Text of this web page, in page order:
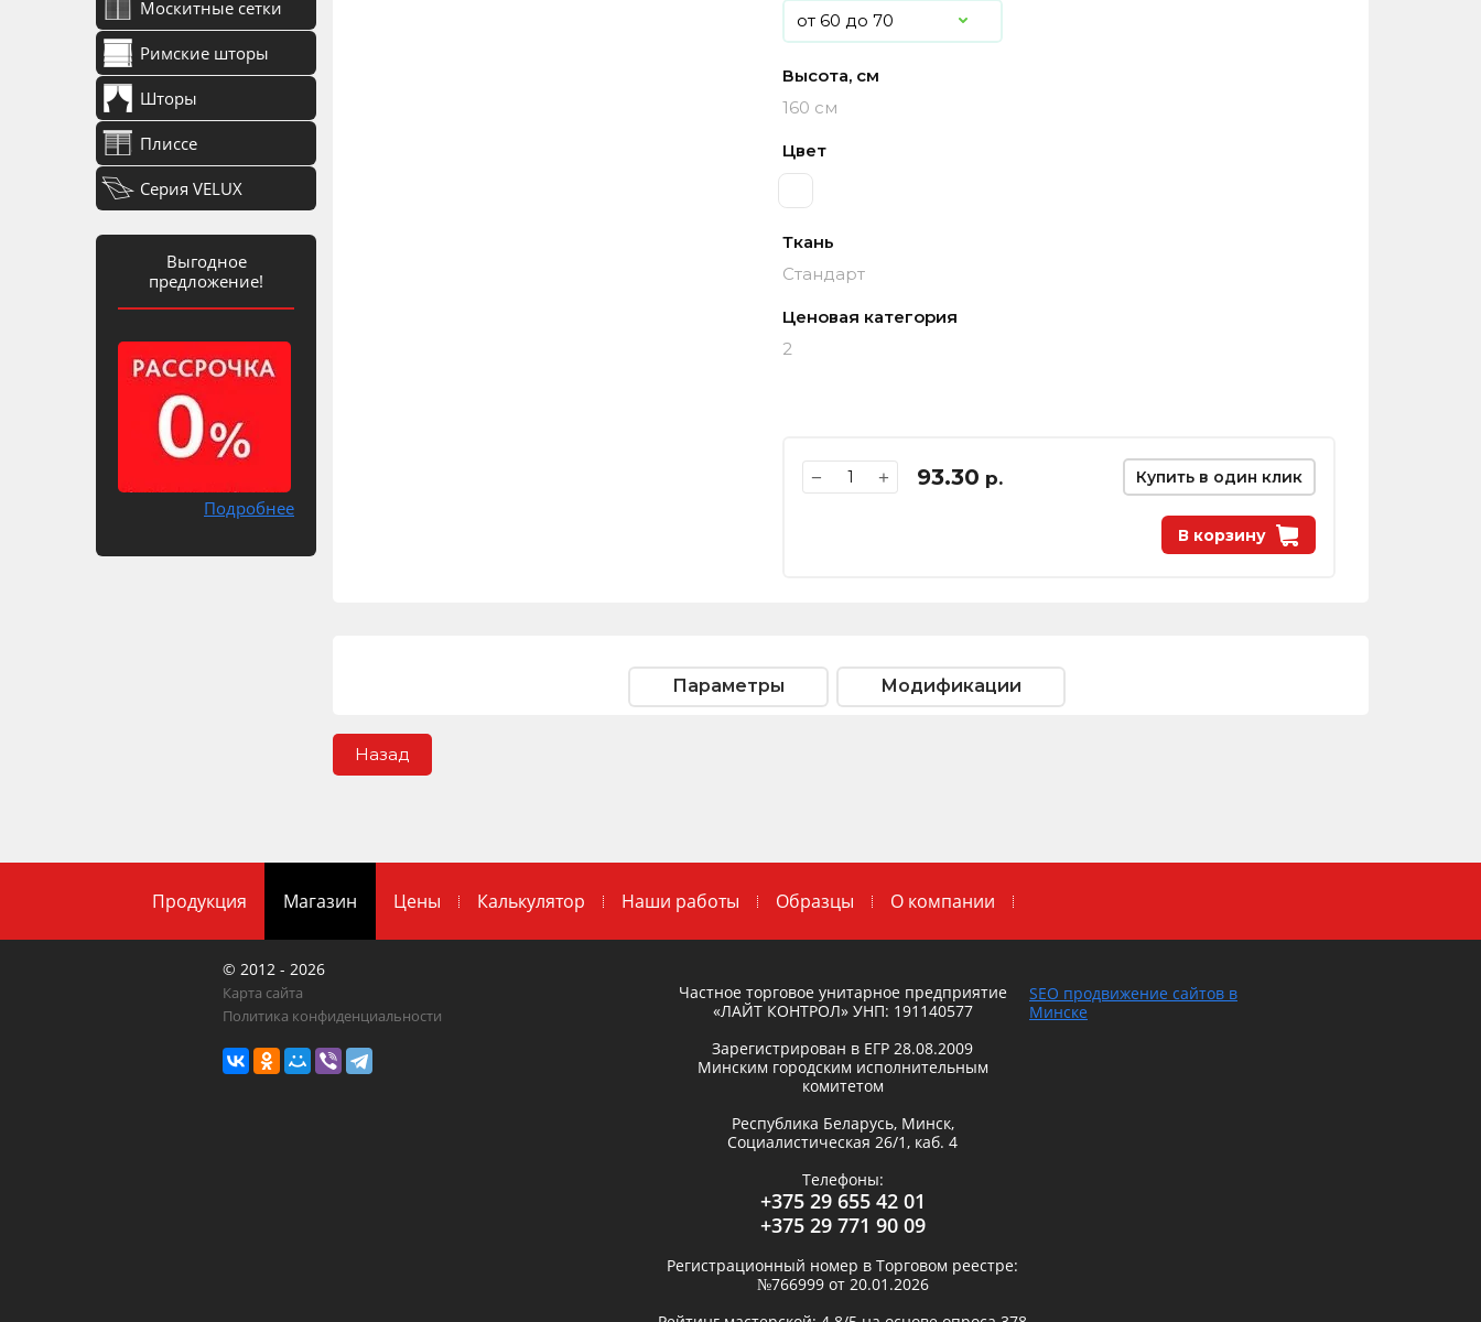
Москитные сетки
Римские шторы
Шторы
Плиссе
Серия VELUX
Выгодное
предложение!
Подробнее
Высота, см
160 см
Цвет
Ткань
Стандарт
Ценовая категория
2
− + 93.30 р.
В корзину
Купить в один клик
Параметры Модификации
Назад
Продукция Магазин Цены Калькулятор Наши работы Образцы О компании
© 2012 - 2026
Карта сайта
Политика конфиденциальности
Частное торговое унитарное предприятие
«ЛАЙТ КОНТРОЛ» УНП: 191140577
Зарегистрирован в ЕГР 28.08.2009
Минским городским исполнительным
комитетом
Республика Беларусь,Минск,
Социалистическая 26/1, каб. 4
Телефоны:
+375 29 655 42 01
+375 29 771 90 09
Регистрационный номер в Торговом реестре:
№766999 от 20.01.2026
SEO продвижение сайтов в
Минске